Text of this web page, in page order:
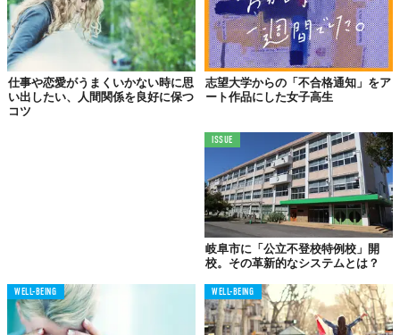
仕事や恋愛がうまくいかない時に思
い出したい、人間関係を良好に保つ
コツ
志望大学からの「不合格通知」をア
ート作品にした女子高生
ISSUE
岐阜市に「公立不登校特例校」開
校。その革新的なシステムとは？
WELL-BEING WELL-BEING